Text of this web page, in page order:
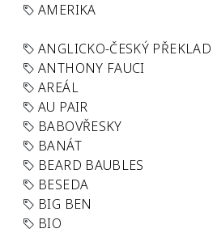
AMERIKA
ANGLICKO-ČESKÝ PŘEKLAD
ANTHONY FAUCI
AREÁL
AU PAIR
BABOVŘESKY
BANÁT
BEARD BAUBLES
BESEDA
BIG BEN
BIO